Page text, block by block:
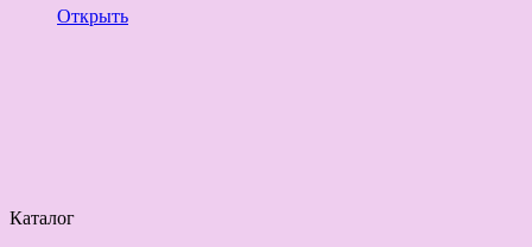
Открыть
Каталог